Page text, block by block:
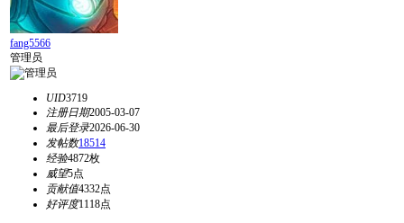
fang5566
管理员
UID3719
注册日期2005-03-07
最后登录2026-06-30
发帖数18514
经验4872枚
威望5点
贡献值4332点
好评度1118点